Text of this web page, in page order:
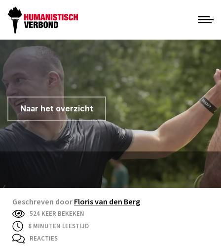
Naar het overzicht
Geschreven doorFloris van den Berg
524 KEER BEKEKEN
8 MINUTEN LEESTIJD
REACTIES